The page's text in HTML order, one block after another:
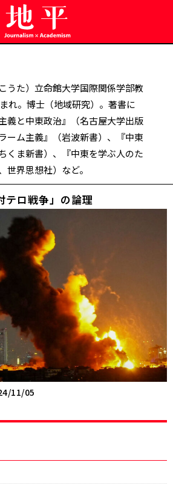
うた）立命館大学国際関係学部教
れ。博士（地域研究）。著書に
義と中東政治』（名古屋大学出版
ーム主義』（岩波新書）、『中東
くま新書）、『中東を学ぶ人のた
世界思想社）など。
テロ戦争」の論理
11/05